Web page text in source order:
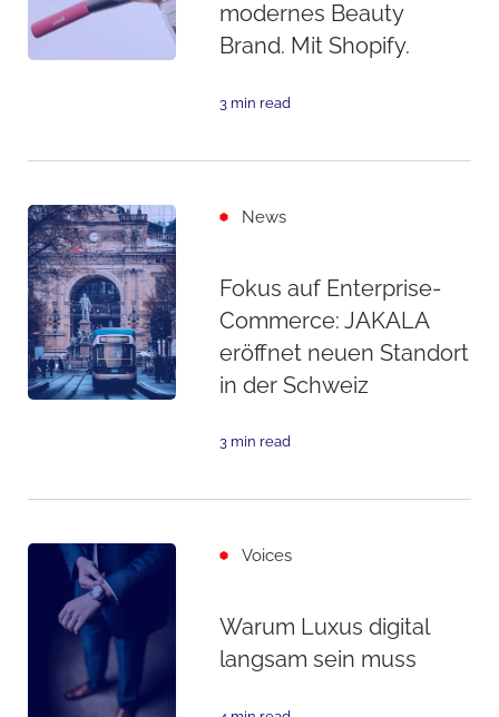
modernes Beauty
Brand. Mit Shopify.
3 min read
News
Fokus auf Enterprise-
Commerce: JAKALA
eröffnet neuen Standort
in der Schweiz
3 min read
Voices
Warum Luxus digital
langsam sein muss